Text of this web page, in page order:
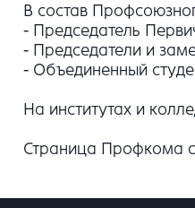
В состав
- Председатель
- Председатели и
- Объединенный
На институтах и
Страница Профкома